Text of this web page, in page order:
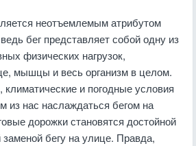
неотъемлемым атрибутом
бег представляет собой одну из
физических нагрузок,
мышцы и весь организм в целом.
климатические и погодные условия
из нас наслаждаться бегом на
дорожки становятся достойной
бегу на улице. Правда,